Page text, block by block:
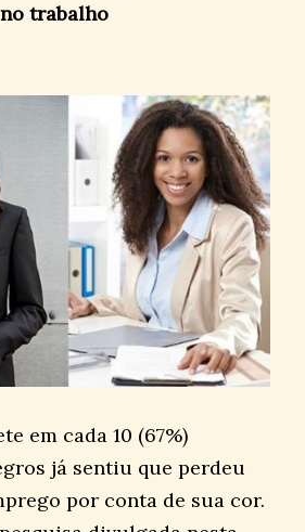
trabalho
em cada 10 (67%)
já sentiu que perdeu
por conta de sua cor.